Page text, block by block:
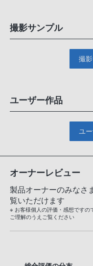
撮影サンプル
撮
ユーザー作品
ユ
オーナーレビュー
製品オーナーのみなさ
覧いただけます
※ お客様個人の評価・感想ですの
ご理解のうえご覧ください